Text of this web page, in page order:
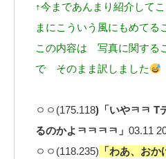
↑今まであんまり紹介して
まにこういう風にもめてる
この内容は 写真に関する
で そのまま訳しました
ㅇㅇ(175.118)「いやㅋㅋ T
るのかよㅋㅋㅋㅋ」 03.11
ㅇㅇ(118.235) 「わあ、お